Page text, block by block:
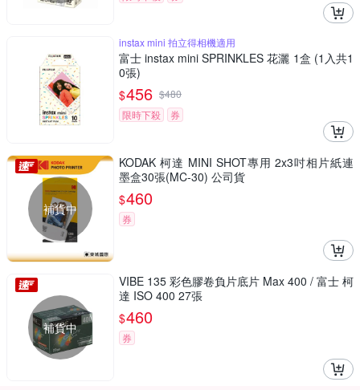
instax mini 拍立得相機適用
富士 instax mini SPRINKLES 花灑 1盒 (1入共1
0張)
$456 $480
限時下殺
券
補貨中
KODAK 柯達 MINI SHOT專用 2x3吋相片紙連
墨盒30張(MC-30) 公司貨
$460
券
補貨中
VIBE 135 彩色膠卷負片底片 Max 400 / 富士 柯
達 ISO 400 27張
$460
券